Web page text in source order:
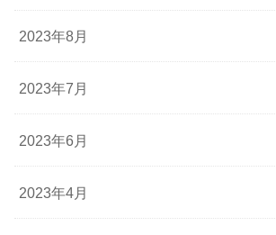
2023年8月
2023年7月
2023年6月
2023年4月